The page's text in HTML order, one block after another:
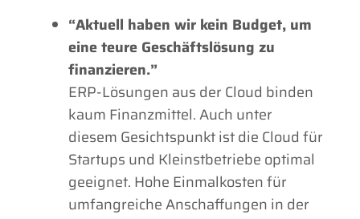
“Aktuell haben wir kein Budget, um
eine teure Geschäftslösung zu
finanzieren.”
ERP-Lösungen aus der Cloud binden
kaum Finanzmittel. Auch unter
diesem Gesichtspunkt ist die Cloud für
Startups und Kleinstbetriebe optimal
geeignet. Hohe Einmalkosten für
umfangreiche Anschaffungen in der